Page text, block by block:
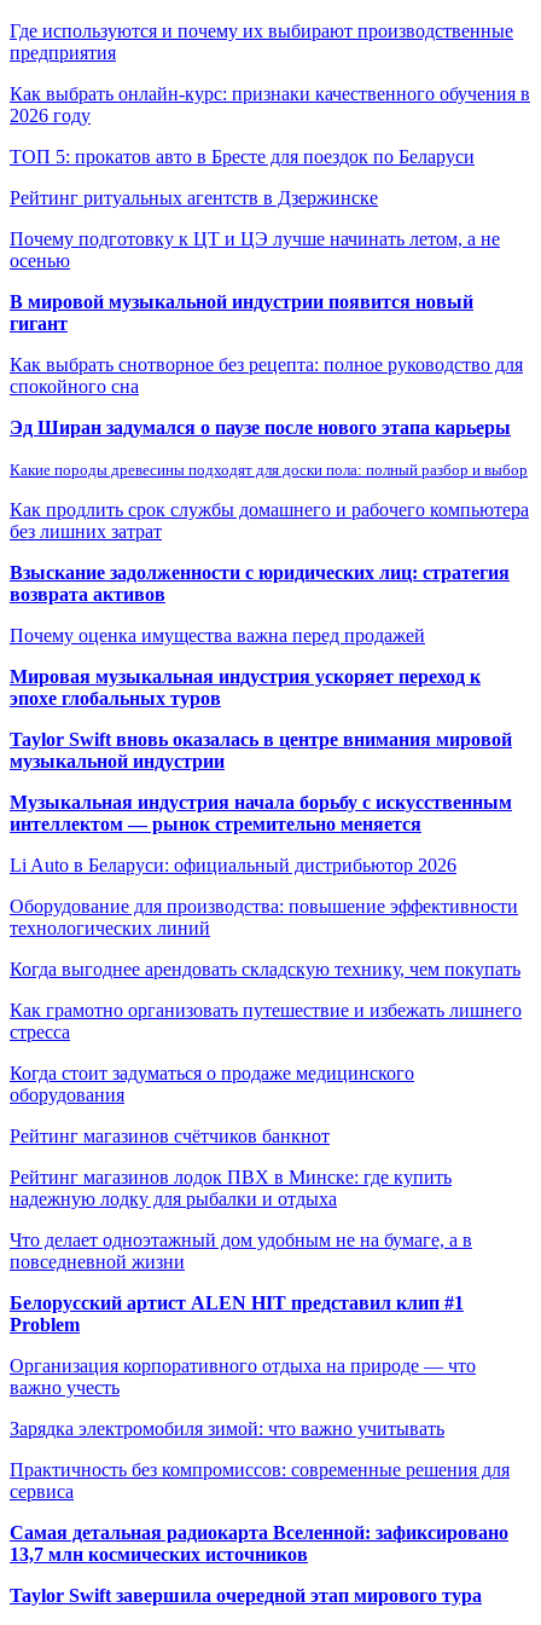
Где используются и почему их выбирают производственные
предприятия
Как выбрать онлайн-курс: признаки качественного обучения в
2026 году
ТОП 5: прокатов авто в Бресте для поездок по Беларуси
Рейтинг ритуальных агентств в Дзержинске
Почему подготовку к ЦТ и ЦЭ лучше начинать летом, а не
осенью
В мировой музыкальной индустрии появится новый
гигант
Как выбрать снотворное без рецепта: полное руководство для
спокойного сна
Эд Ширан задумался о паузе после нового этапа карьеры
Какие породы древесины подходят для доски пола: полный разбор и выбор
Как продлить срок службы домашнего и рабочего компьютера
без лишних затрат
Взыскание задолженности с юридических лиц: стратегия
возврата активов
Почему оценка имущества важна перед продажей
Мировая музыкальная индустрия ускоряет переход к
эпохе глобальных туров
Taylor Swift вновь оказалась в центре внимания мировой
музыкальной индустрии
Музыкальная индустрия начала борьбу с искусственным
интеллектом — рынок стремительно меняется
Li Auto в Беларуси: официальный дистрибьютор 2026
Оборудование для производства: повышение эффективности
технологических линий
Когда выгоднее арендовать складскую технику, чем покупать
Как грамотно организовать путешествие и избежать лишнего
стресса
Когда стоит задуматься о продаже медицинского
оборудования
Рейтинг магазинов счётчиков банкнот
Рейтинг магазинов лодок ПВХ в Минске: где купить
надежную лодку для рыбалки и отдыха
Что делает одноэтажный дом удобным не на бумаге, а в
повседневной жизни
Белорусский артист ALEN HIT представил клип #1
Problem
Организация корпоративного отдыха на природе — что
важно учесть
Зарядка электромобиля зимой: что важно учитывать
Практичность без компромиссов: современные решения для
сервиса
Самая детальная радиокарта Вселенной: зафиксировано
13,7 млн космических источников
Taylor Swift завершила очередной этап мирового тура